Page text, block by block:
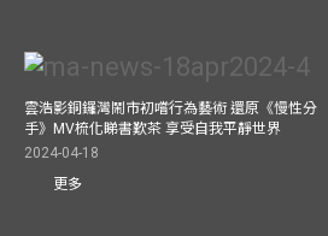
雲浩影銅鑼灣鬧市初嚐行為藝術 還原《慢性分
手》MV梳化睇書歎茶 享受自我平靜世界
2024-04-18
更多